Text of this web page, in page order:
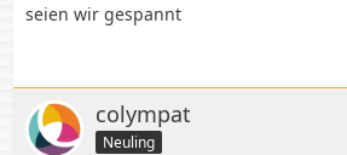
seien wir gespannt
colympat
Neuling